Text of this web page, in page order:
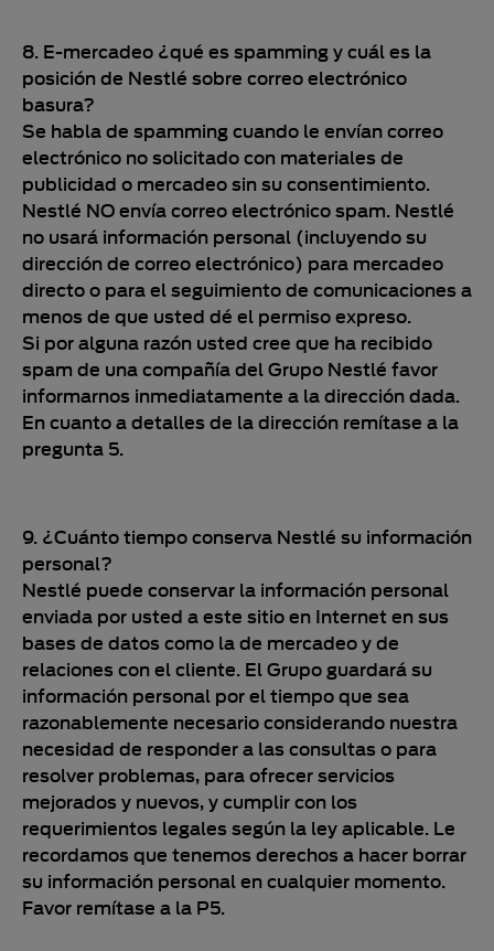
8. E-mercadeo ¿qué es spamming y cuál es la
posición de Nestlé sobre correo electrónico
basura?
Se habla de spamming cuando le envían correo
electrónico no solicitado con materiales de
publicidad o mercadeo sin su consentimiento.
Nestlé NO envía correo electrónico spam. Nestlé
no usará información personal (incluyendo su
dirección de correo electrónico) para mercadeo
directo o para el seguimiento de comunicaciones a
menos de que usted dé el permiso expreso.
Si por alguna razón usted cree que ha recibido
spam de una compañía del Grupo Nestlé favor
informarnos inmediatamente a la dirección dada.
En cuanto a detalles de la dirección remítase a la
pregunta 5.
9. ¿Cuánto tiempo conserva Nestlé su información
personal?
Nestlé puede conservar la información personal
enviada por usted a este sitio en Internet en sus
bases de datos como la de mercadeo y de
relaciones con el cliente. El Grupo guardará su
información personal por el tiempo que sea
razonablemente necesario considerando nuestra
necesidad de responder a las consultas o para
resolver problemas, para ofrecer servicios
mejorados y nuevos, y cumplir con los
requerimientos legales según la ley aplicable. Le
recordamos que tenemos derechos a hacer borrar
su información personal en cualquier momento.
Favor remítase a la P5.